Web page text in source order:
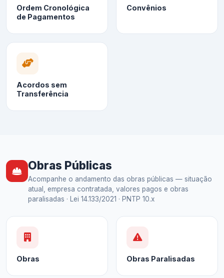
Ordem Cronológica
de Pagamentos
Convênios
Acordos sem
Transferência
Obras Públicas
Acompanhe o andamento das obras públicas — situação
atual, empresa contratada, valores pagos e obras
paralisadas · Lei 14.133/2021 · PNTP 10.x
Obras Obras Paralisadas